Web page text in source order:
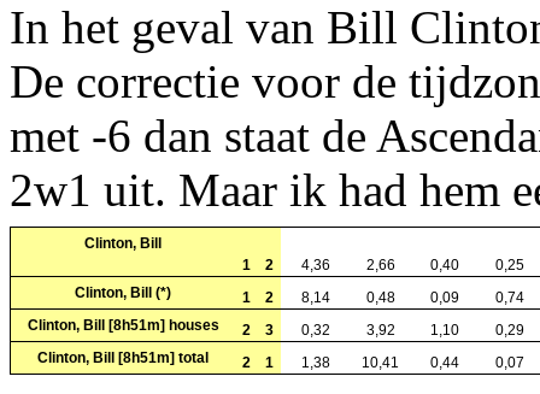
In het geval van Bill
De correctie voor de
met -6 dan staat de
2w1 uit. Maar ik had hem
Clinton, Bill
1
2 4,36 2,66 0,40
0,25
Clinton, Bill (*)
1 2 8,14 0,48 0,09
0,74
Clinton, Bill [8h51m] houses
2 3 0,32 3,92 1,10
0,29
Clinton, Bill [8h51m] total
2 1 1,38 10,41 0,44 0,07